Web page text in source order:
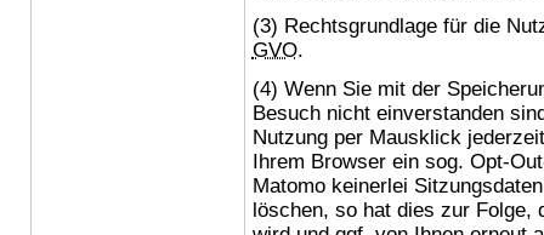
(3) Rechtsgrundlage für die
GVO.
(4) Wenn Sie mit der
Besuch nicht einverstanden
Nutzung per Mausklick
Ihrem Browser ein sog. Opt-
Matomo keinerlei
löschen, so hat dies zur Folge,